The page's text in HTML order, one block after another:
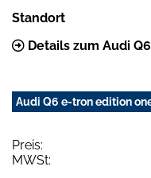
Standort
Details zum Audi
Audi Q6 e-tron edition
Preis:
MWSt: